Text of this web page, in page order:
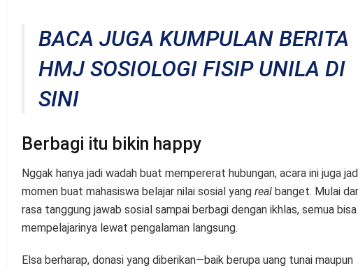
BACA JUGA KUMPULAN BERITA
HMJ SOSIOLOGI FISIP UNILA DI
SINI
Berbagi itu bikin happy
Nggak hanya jadi wadah buat mempererat hubungan, acara ini juga
momen buat mahasiswa belajar nilai sosial yang realbanget. Mulai
rasa tanggung jawab sosial sampai berbagi dengan ikhlas, semua bisa
mempelajarinya lewat pengalaman langsung.
Elsa berharap, donasi yang diberikan—baik berupa uang tunai maupun